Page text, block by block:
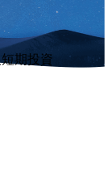
期投資